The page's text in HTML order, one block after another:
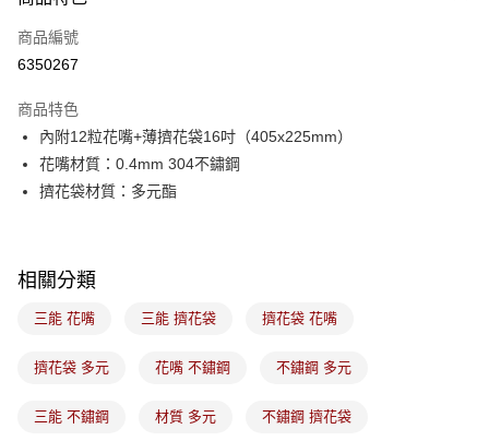
悠遊付
全盈+PAY
ATM付款
每筆NT$100，滿NT$1,500(含以上)免運費
常溫宅配-(限重20kg以下)
免運費
商品編號
6350267
商品特色
內附12粒花嘴+薄擠花袋16吋（405x225mm）
花嘴材質：0.4mm 304不鏽鋼
擠花袋材質：多元酯
相關分類
三能 花嘴 三能 擠花袋 擠花袋 花嘴
擠花袋 多元 花嘴 不鏽鋼 不鏽鋼 多元
三能 不鏽鋼 材質 多元 不鏽鋼 擠花袋